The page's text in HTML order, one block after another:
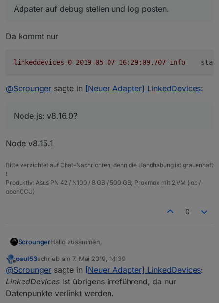
Adpater auf debug stellen und log posten.
Da kommt nur
linkeddevices.0 info
@Scrounger sagte in [Neuer Adapter] LinkedDevices:
Node.js: v8.16.0?
Node v8.15.1
Bitte verzichtet auf Chat-Nachrichten, denn die Handhabung ist grauenhaft
!
Produktiv: Asus PN 42 / N100 / 8 GB / 500 GB; Proxmox mit 2 VM (iob /
openCCU)
0
ScroungerHallo zusammen,
ich möchte euch meinen neuen Adapter an dem ich
aktuell arbeite vorstellen - LinkedDevices.
Die Idee und insperation kommen aus dem
Devices Skript
von
https://github.com/Scrounger/ioBroker.linkeddevice
Funktionsweise:
Offline
paul53schrieb am 7. Mai 2019, 14:39
zuletzt editiert von
@Scrounger sagte in [Neuer Adapter] LinkedDevices:
LinkedDevices ist übrigens irreführend, da nur
Datenpunkte verlinkt werden.